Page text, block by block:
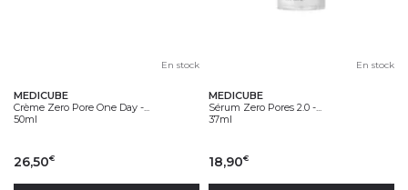
En stock
MEDICUBE
Crème Zero Pore One Day -...
50ml
26,50€
En stock
MEDICUBE
Sérum Zero Pores 2.0 -...
37ml
18,90€